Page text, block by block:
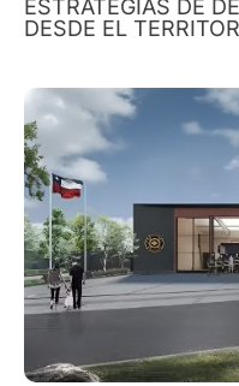
ESTRATEGIAS DE
DESDE EL